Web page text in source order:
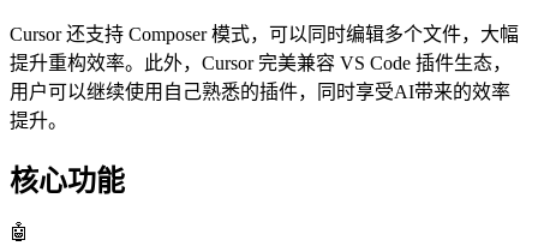
Cursor 还支持 Composer 模式，可以同时编辑多个文件，大幅
提升重构效率。此外，Cursor 完美兼容 VS Code 插件生态，
用户可以继续使用自己熟悉的插件，同时享受AI带来的效率
提升。
核心功能
🤖